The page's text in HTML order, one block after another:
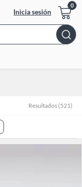
Inicia sesión
Resultados (521)